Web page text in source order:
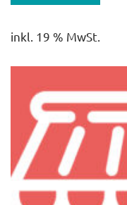
inkl. 19 % MwSt.